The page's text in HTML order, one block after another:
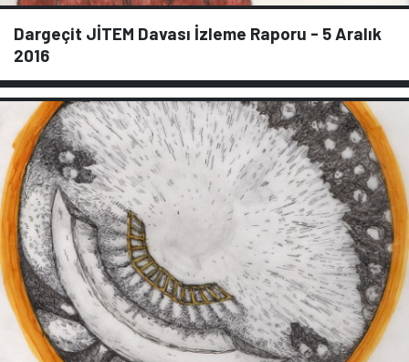
Dargeçit JİTEM Davası İzleme Raporu - 5 Aralık
2016